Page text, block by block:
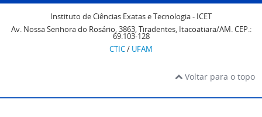
Instituto de Ciências Exatas e Tecnologia - ICET
Av. Nossa Senhora do Rosário, 3863, Tiradentes, Itacoatiara/AM. CEP.:
69.103-128
CTIC/ UFAM
Voltar para o topo